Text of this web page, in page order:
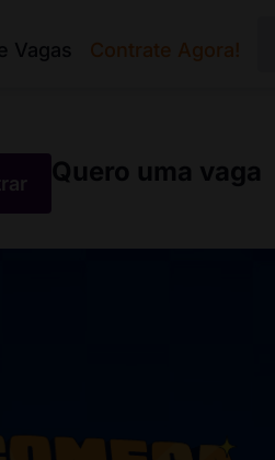
Vagas Contrate Agora!
Quero uma vaga